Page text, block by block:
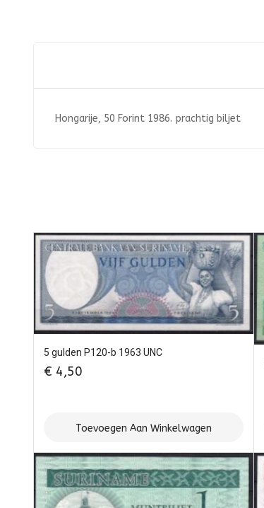
Hongarije, 50 Forint 1986. prachtig biljet
5 gulden P120-b 1963 UNC
€ 4,50
Toevoegen Aan Winkelwagen